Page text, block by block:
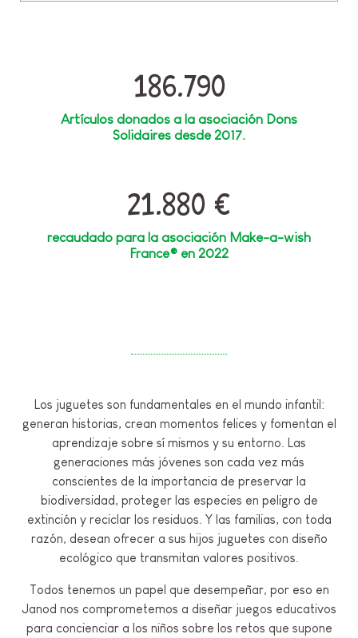
186.790
Artículos donados a la asociación Dons
Solidaires desde 2017.
21.880 €
recaudado para la asociación Make-a-wish
France® en 2022
Los juguetes son fundamentales en el mundo infantil:
generan historias, crean momentos felices y fomentan el
aprendizaje sobre sí mismos y su entorno. Las
generaciones más jóvenes son cada vez más
conscientes de la importancia de preservar la
biodiversidad, proteger las especies en peligro de
extinción y reciclar los residuos. Y las familias, con toda
razón, desean ofrecer a sus hijos juguetes con diseño
ecológico que transmitan valores positivos.
Todos tenemos un papel que desempeñar, por eso en
Janod nos comprometemos a diseñar juegos educativos
para concienciar a los niños sobre los retos que supone